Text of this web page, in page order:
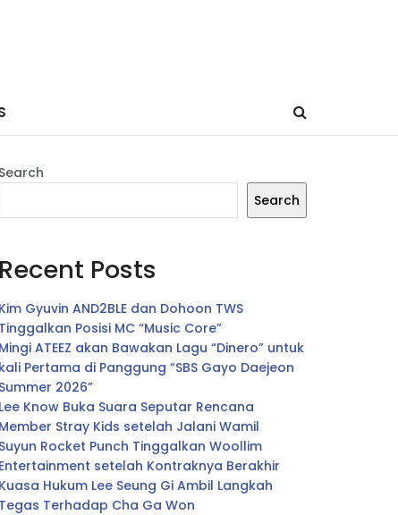
Search
Search
Recent Posts
Kim Gyuvin AND2BLE dan Dohoon TWS
Tinggalkan Posisi MC “Music Core”
Mingi ATEEZ akan Bawakan Lagu “Dinero” untuk
kali Pertama di Panggung “SBS Gayo Daejeon
Summer 2026”
Lee Know Buka Suara Seputar Rencana
Member Stray Kids setelah Jalani Wamil
Suyun Rocket Punch Tinggalkan Woollim
Entertainment setelah Kontraknya Berakhir
Kuasa Hukum Lee Seung Gi Ambil Langkah
Tegas Terhadap Cha Ga Won